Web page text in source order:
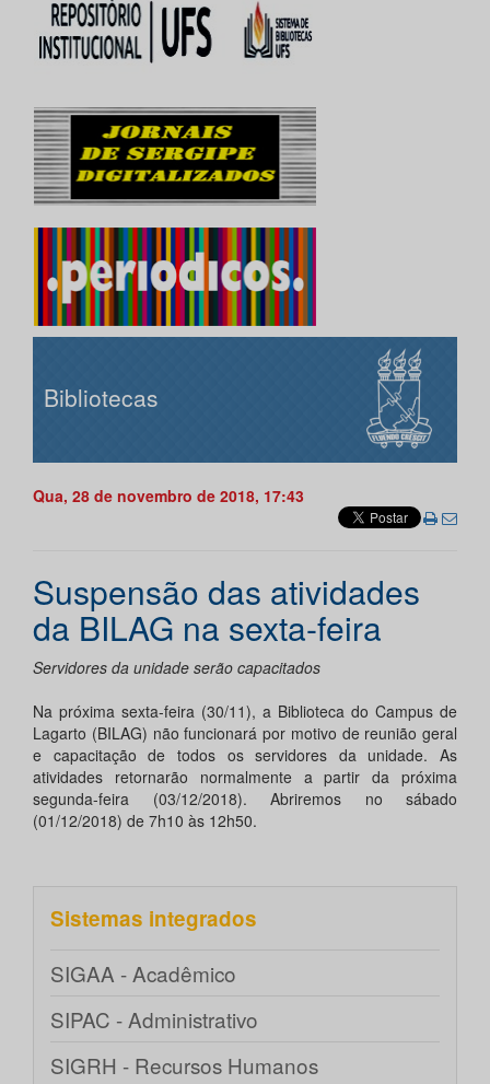
Bibliotecas
Qua, 28 de novembro de 2018, 17:43
Suspensão das atividades
da BILAG na sexta-feira
Servidores da unidade serão capacitados
Na próxima sexta-feira (30/11), a Biblioteca do Campus de
Lagarto (BILAG) não funcionará por motivo de reunião geral
e capacitação de todos os servidores da unidade. As
atividades retornarão normalmente a partir da próxima
segunda-feira (03/12/2018). Abriremos no sábado
(01/12/2018) de 7h10 às 12h50.
Sistemas integrados
SIGAA - Acadêmico
SIPAC - Administrativo
SIGRH - Recursos Humanos